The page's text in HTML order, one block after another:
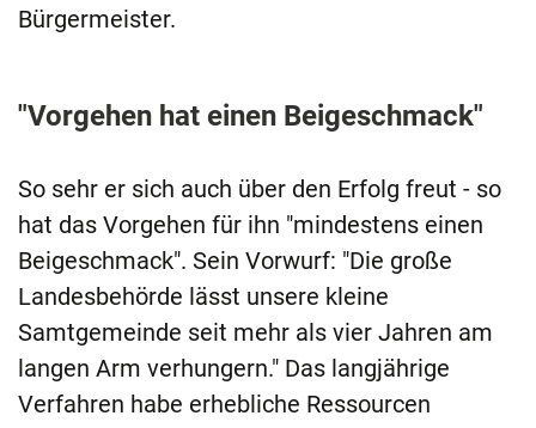
Bürgermeister.
"Vorgehen hat einen Beigeschmack"
So sehr er sich auch über den Erfolg freut - so
hat das Vorgehen für ihn "mindestens einen
Beigeschmack". Sein Vorwurf: "Die große
Landesbehörde lässt unsere kleine
Samtgemeinde seit mehr als vier Jahren am
langen Arm verhungern." Das langjährige
Verfahren habe erhebliche Ressourcen